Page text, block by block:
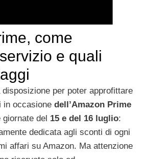
come
e quali
per poter approfittare
in occasione dell’Amazon Prime
del 15 e del 16 luglio:
dedicata agli sconti di ogni
affari su Amazon. Ma attenzione